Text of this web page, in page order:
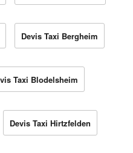
Devis Taxi Bergheim
Taxi Blodelsheim
Devis Taxi Hirtzfelden